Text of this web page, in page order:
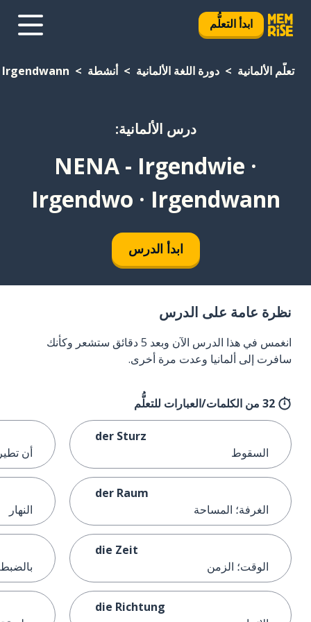
ابدأ التعلُّم
تعلَّم الألمانية دورة اللغة الألمانية أنشطة Irgendwann
درس الألمانية:
NENA - Irgendwie ·
Irgendwo · Irgendwann
ابدأ الدرس
نظرة عامة على الدرس
انغمس في هذا الدرس الآن وبعد 5 دقائق ستشعر وكأنك
سافرت إلى ألمانيا وعدت مرة أخرى.
32 من الكلمات/العبارات للتعلُّم
der Sturz
السقوط
der Raum
الغرفة؛ المساحة
die Zeit
الوقت؛ الزمن
die Richtung
أن
النهار
بالضبط